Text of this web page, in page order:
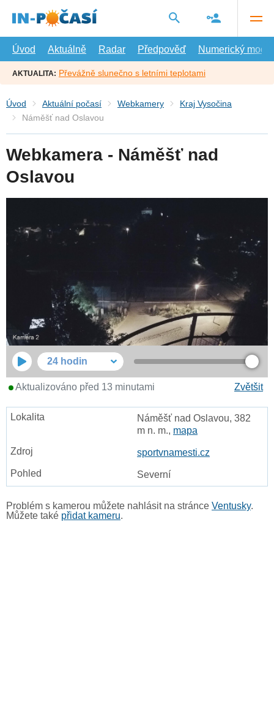
hlavní
Úvod
Aktuálně Radar Předpověď Numerický model
AKTUALITA: Převážně slunečno s letními teplotami
Úvod Aktuální počasí Webkamery
Kraj Vysočina
Náměšť nad Oslavou
Webkamera - Náměšť nad
Oslavou
24 hodin
Zvětšit
Aktualizováno před 13 minutami
Náměšť nad Oslavou, 382
m n. m., mapa
sportvnamesti.cz
Severní
Problém s kamerou můžete nahlásit na stránce Ventusky.
Můžete také přidat kameru.